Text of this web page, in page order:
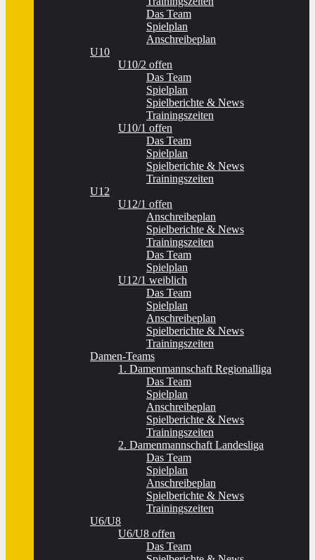
Das Team
Spielplan
Anschreibeplan
U10
U10/2 offen
Das Team
Spielplan
Spielberichte & News
Trainingszeiten
U10/1 offen
Das Team
Spielplan
Spielberichte & News
Trainingszeiten
U12
U12/1 offen
Anschreibeplan
Spielberichte & News
Trainingszeiten
Das Team
Spielplan
U12/1 weiblich
Das Team
Spielplan
Anschreibeplan
Spielberichte & News
Trainingszeiten
Damen-Teams
1. Damenmannschaft Regionalliga
Das Team
Spielplan
Anschreibeplan
Spielberichte & News
Trainingszeiten
2. Damenmannschaft Landesliga
Das Team
Spielplan
Anschreibeplan
Spielberichte & News
Trainingszeiten
U6/U8
U6/U8 offen
Das Team